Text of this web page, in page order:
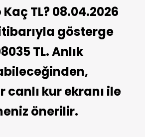
TL? 08.04.2026
gösterge
TL. Anlık
canlı kur ekranı ile
önerilir.